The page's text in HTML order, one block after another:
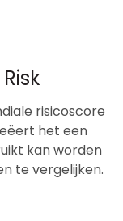
risicoscore
het een
kan worden
te vergelijken.